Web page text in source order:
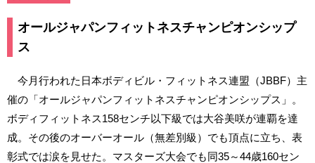
オールジャパンフィットネスチャンピオンシップ
ス
今月行われた日本ボディビル・フィットネス連盟（JBBF）主
催の「オールジャパンフィットネスチャンピオンシップス」。
ボディフィットネス158センチ以下級では大谷美咲が連覇を達
成。その後のオーバーオール（無差別級）でも頂点に立ち、表
彰式では涙を見せた。マスターズ大会でも同35～44歳160セン